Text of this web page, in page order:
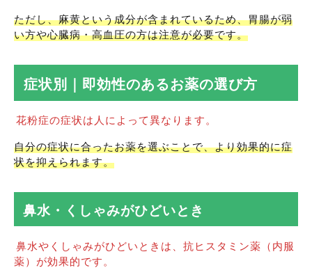
ただし、麻黄という成分が含まれているため、胃腸が弱
い方や心臓病・高血圧の方は注意が必要です。
症状別｜即効性のあるお薬の選び方
花粉症の症状は人によって異なります。
自分の症状に合ったお薬を選ぶことで、より効果的に症
状を抑えられます。
鼻水・くしゃみがひどいとき
鼻水やくしゃみがひどいときは、抗ヒスタミン薬（内服
薬）が効果的です。